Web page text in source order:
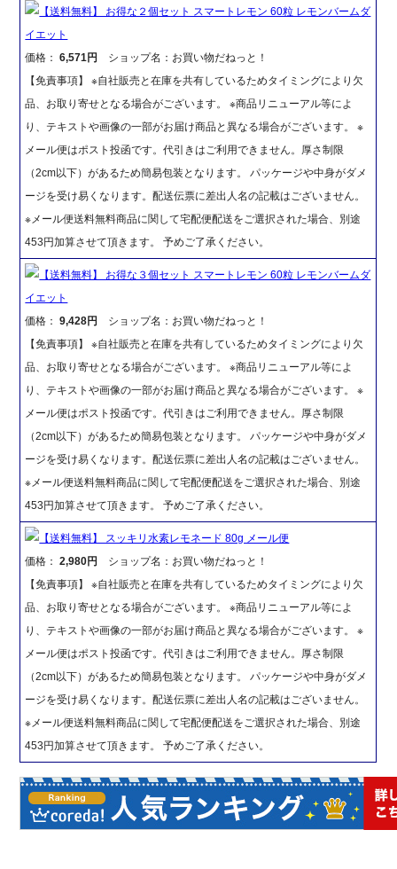
【送料無料】 お得な２個セット スマートレモン 60粒 レモンバームダ
イエット
価格：6,571円
ショップ名：お買い物だねっと！
【免責事項】 ※自社販売と在庫を共有しているためタイミングにより欠
品、お取り寄せとなる場合がございます。 ※商品リニューアル等によ
り、テキストや画像の一部がお届け商品と異なる場合がございます。 ※
メール便はポスト投函です。代引きはご利用できません。厚さ制限
（2cm以下）があるため簡易包装となります。 パッケージや中身がダメ
ージを受け易くなります。配送伝票に差出人名の記載はございません。
※メール便送料無料商品に関して宅配便配送をご選択された場合、別途
453円加算させて頂きます。 予めご了承ください。
【送料無料】 お得な３個セット スマートレモン 60粒 レモンバームダ
イエット
価格：9,428円
ショップ名：お買い物だねっと！
【免責事項】 ※自社販売と在庫を共有しているためタイミングにより欠
品、お取り寄せとなる場合がございます。 ※商品リニューアル等によ
り、テキストや画像の一部がお届け商品と異なる場合がございます。 ※
メール便はポスト投函です。代引きはご利用できません。厚さ制限
（2cm以下）があるため簡易包装となります。 パッケージや中身がダメ
ージを受け易くなります。配送伝票に差出人名の記載はございません。
※メール便送料無料商品に関して宅配便配送をご選択された場合、別途
453円加算させて頂きます。 予めご了承ください。
【送料無料】 スッキリ水素レモネード 80g メール便
価格：2,980円
ショップ名：お買い物だねっと！
【免責事項】 ※自社販売と在庫を共有しているためタイミングにより欠
品、お取り寄せとなる場合がございます。 ※商品リニューアル等によ
り、テキストや画像の一部がお届け商品と異なる場合がございます。 ※
メール便はポスト投函です。代引きはご利用できません。厚さ制限
（2cm以下）があるため簡易包装となります。 パッケージや中身がダメ
ージを受け易くなります。配送伝票に差出人名の記載はございません。
※メール便送料無料商品に関して宅配便配送をご選択された場合、別途
453円加算させて頂きます。 予めご了承ください。